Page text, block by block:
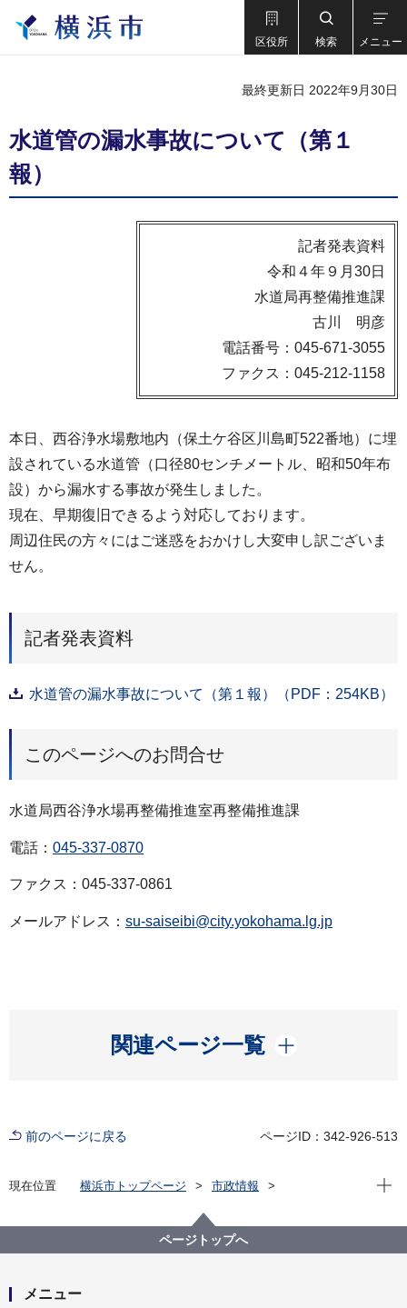
区役所 検索 メニュー
最終更新日 2022年9月30日
水道管の漏水事故について（第１
報）
記者発表資料
令和４年９月30日
水道局再整備推進課
古川 明彦
電話番号：045-671-3055
ファクス：045-212-1158
本日、西谷浄水場敷地内（保土ケ谷区川島町522番地）に埋
設されている水道管（口径80センチメートル、昭和50年布
設）から漏水する事故が発生しました。
現在、早期復旧できるよう対応しております。
周辺住民の方々にはご迷惑をおかけし大変申し訳ございま
せん。
記者発表資料
水道管の漏水事故について（第１報）（PDF：254KB）
このページへのお問合せ
水道局西谷浄水場再整備推進室再整備推進課
電話： 045-337-0870
ファクス：045-337-0861
メールアドレス： su-saiseibi@city.yokohama.lg.jp
関連ページ一覧
開く
前のページに戻る ページID：342-926-513
現在位置 横浜市トップページ
市政情報
水道管の漏水事故について（第１報）
現在
ページトップへ
メニュー